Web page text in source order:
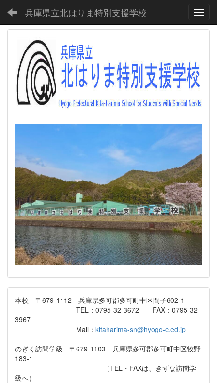
兵庫県立北はりま特別支援学校
本校 〒679-1112 兵庫県多可郡多可町中区間子602-1
TEL：0795-32-3672 FAX：0795-32-
3967
Mail： kitaharima-sn@hyogo-c.ed.jp
のぎく訪問学級 〒679-1103 兵庫県多可郡多可町中区牧野
183-1
（TEL・FAXは、きずな訪問学
級へ）